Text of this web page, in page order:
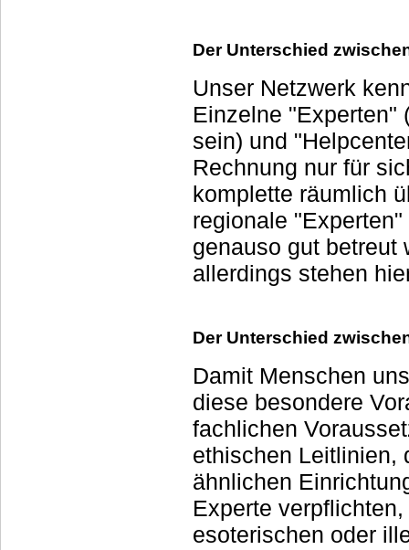
Der Unterschied
Unser Netzwerk
Einzelne "Experten"
sein) und
Rechnung nur für
komplette räumlich
regionale "Experten"
genauso gut betreut
allerdings stehen
Der Unterschied
Damit Menschen
diese besondere
fachlichen
ethischen Leitlinien,
ähnlichen
Experte
esoterischen oder